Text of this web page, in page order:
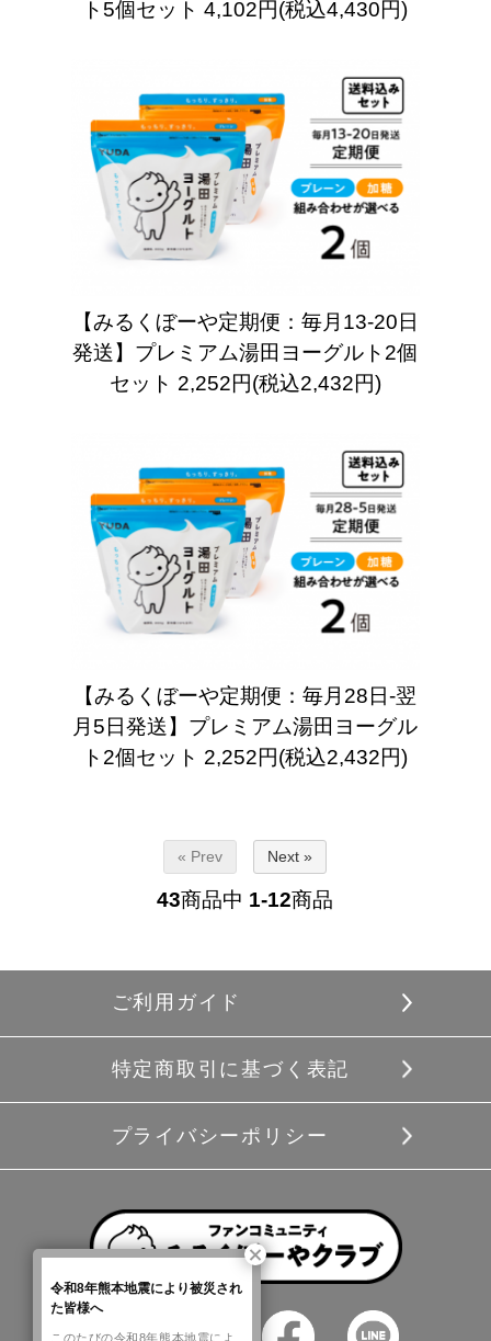
ト5個セット 4,102円(税込4,430円)
【みるくぼーや定期便：毎月13-20日
発送】プレミアム湯田ヨーグルト2個
セット 2,252円(税込2,432円)
【みるくぼーや定期便：毎月28日-翌
月5日発送】プレミアム湯田ヨーグル
ト2個セット 2,252円(税込2,432円)
« Prev Next »
43商品中 1-12商品
ご利用ガイド
特定商取引に基づく表記
プライバシーポリシー
令和8年熊本地震により被災され
た皆様へ
このたびの令和8年熊本地震によ